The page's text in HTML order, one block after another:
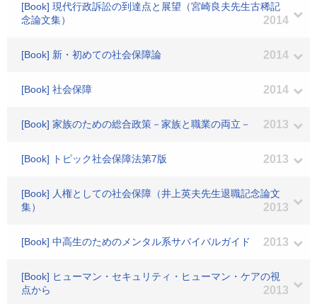
[Book] 現代行政訴訟の到達点と展望（宮崎良夫先生古稀記
念論文集）
2014
[Book] 新・初めての社会保障論 2014
[Book] 社会保障 2014
[Book] 家族のための総合政策－家族と職業の両立－ 2013
[Book] トピック社会保障法第7版 2013
[Book] 人権としての社会保障（井上英夫先生退職記念論文
集）
2013
[Book] 中高生のためのメンタル系サバイバルガイド 2013
[Book] ヒューマン・セキュリティ・ヒューマン・ケアの視
点から
2013